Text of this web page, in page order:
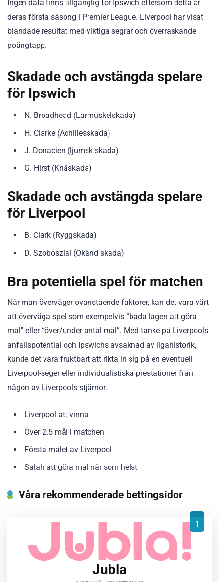
Ingen data finns tillgänglig för Ipswich eftersom detta är
deras första säsong i Premier League. Liverpool har visat
blandade resultat med viktiga segrar och överraskande
poängtapp.
Skadade och avstängda spelare
för Ipswich
N. Broadhead (Lårmuskelskada)
H. Clarke (Achillesskada)
J. Donacien (ljumsk skada)
G. Hirst (Knäskada)
Skadade och avstängda spelare
för Liverpool
B. Clark (Ryggskada)
D. Szoboszlai (Okänd skada)
Bra potentiella spel för matchen
När man överväger ovanstående faktorer, kan det vara värt
att överväga spel som exempelvis “båda lagen att göra
mål” eller “över/under antal mål”. Med tanke på Liverpools
anfallspotential och Ipswichs avsaknad av ligahistorik,
kunde det vara fruktbart att rikta in sig på en eventuell
Liverpool-seger eller individualistiska prestationer från
någon av Liverpools stjärnor.
Liverpool att vinna
Över 2.5 mål i matchen
Första målet av Liverpool
Salah att göra mål när som helst
Våra rekommenderade bettingsidor
1
Jubla